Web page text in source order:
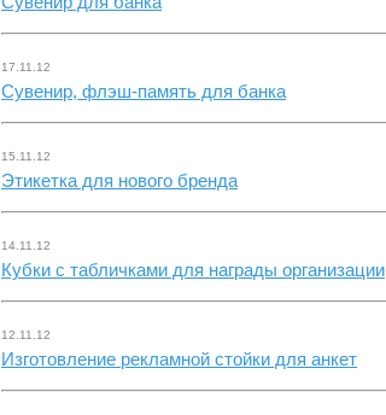
17.11.12
Сувенир, флэш-память для банка
15.11.12
Этикетка для нового бренда
14.11.12
Кубки с табличками для награды организации
12.11.12
Изготовление рекламной стойки для анкет